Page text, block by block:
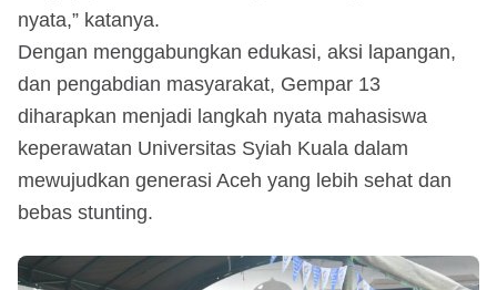
nyata,” katanya.
Dengan menggabungkan edukasi, aksi lapangan,
dan pengabdian masyarakat, Gempar 13
diharapkan menjadi langkah nyata mahasiswa
keperawatan Universitas Syiah Kuala dalam
mewujudkan generasi Aceh yang lebih sehat dan
bebas stunting.